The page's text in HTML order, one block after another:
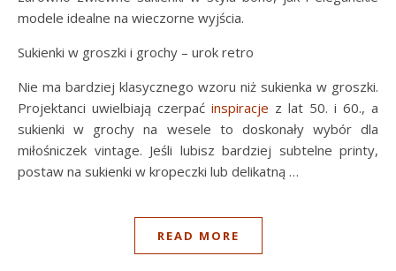
modele idealne na wieczorne wyjścia.
Sukienki w groszki i grochy – urok retro
Nie ma bardziej klasycznego wzoru niż sukienka w groszki.
Projektanci uwielbiają czerpać inspiracje z lat 50. i 60., a
sukienki w grochy na wesele to doskonały wybór dla
miłośniczek vintage. Jeśli lubisz bardziej subtelne printy,
postaw na sukienki w kropeczki lub delikatną …
READ MORE